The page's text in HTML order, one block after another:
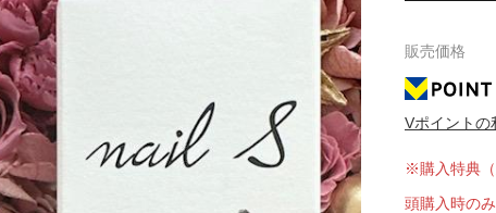
貨
書店
販売価格
Vポイントの
※購入特典
頭購入時の